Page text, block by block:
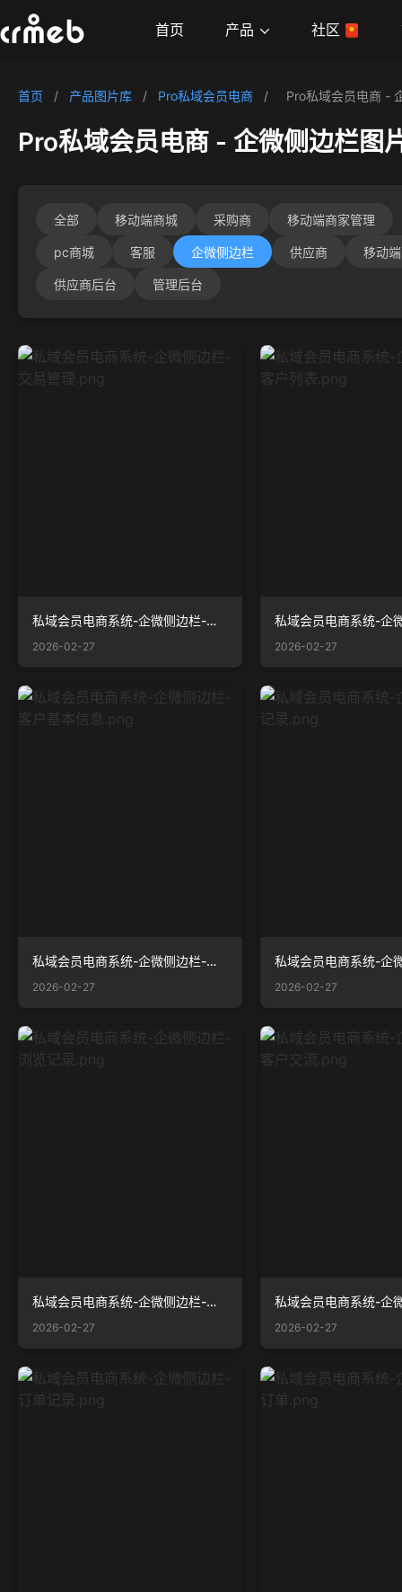
首页 产品 社区
首页 / 产品图片库 / Pro私域会员电商 / Pro私域会员电商 -
Pro私域会员电商 - 企微侧边栏图
全部 移动端商城 采购商 移动端商家管理
pc商城 客服 企微侧边栏 供应商 移动
供应商后台 管理后台
私域会员电商系统-企微侧边栏-交易管理.png
2026-02-27 2026-02-27
私域会员电商系统-企微侧边栏-客户基本信息.png
2026-02-27 2026-02-27
私域会员电商系统-企微侧边栏-浏览记录.png
2026-02-27 2026-02-27